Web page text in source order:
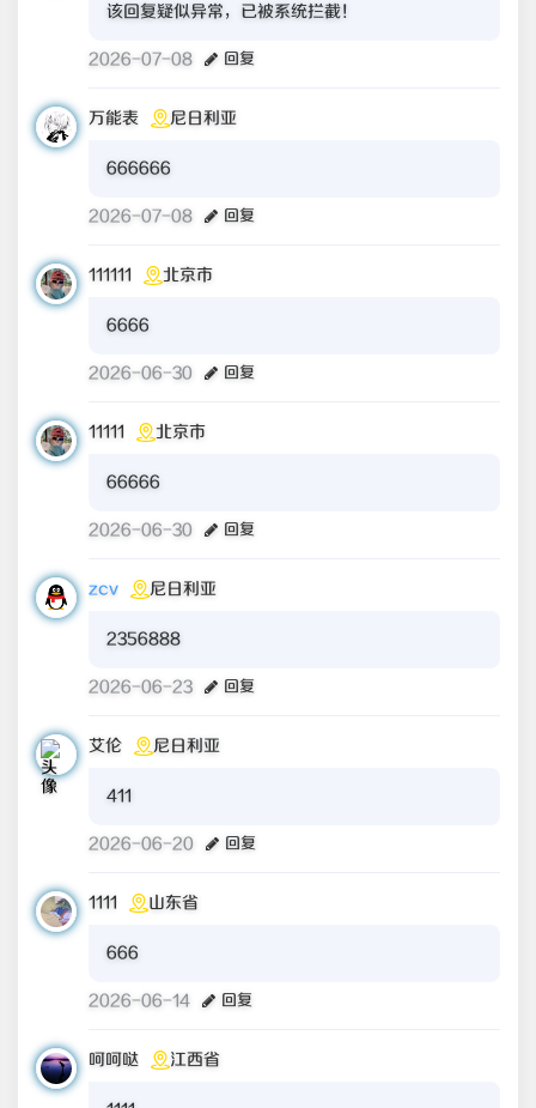
该回复疑似异常，已被系统拦截！
2026-07-08 回复
万能表 尼日利亚
666666
2026-07-08 回复
111111 北京市
6666
2026-06-30 回复
11111 北京市
66666
2026-06-30 回复
zcv 尼日利亚
2356888
2026-06-23 回复
艾伦 尼日利亚
411
2026-06-20 回复
1111 山东省
666
2026-06-14 回复
呵呵哒 江西省